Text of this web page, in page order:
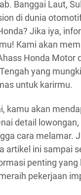
Banggai Laut,
di dunia
Jika iya,
Kami akan
Honda Motor
yang
untuk karirmu.
kamu akan
detail
cara melamar.
artikel ini sampai
penting yang
pekerjaan